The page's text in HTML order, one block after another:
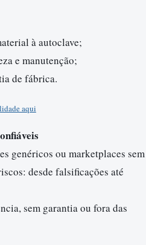
à autoclave;
e manutenção;
de fábrica.
aqui
genéricos ou marketplaces sem
desde falsificações até
sem garantia ou fora das